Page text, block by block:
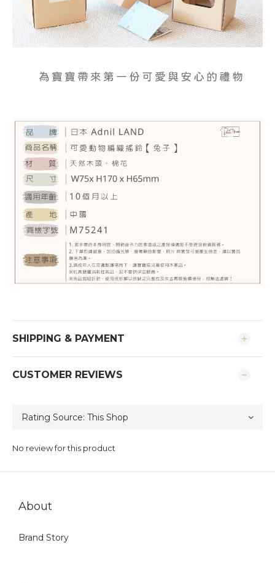
SHIPPING & PAYMENT
CUSTOMER REVIEWS
No review for this product
About
Brand Story